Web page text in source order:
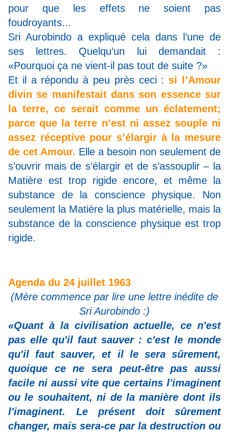
pour que les effets ne soient pas
foudroyants...
Sri Aurobindo a expliqué cela dans l’une de
ses lettres. Quelqu’un lui demandait :
«Pourquoi ça ne vient-il pas tout de suite ?»
Et il a répondu à peu près ceci :si l’Amour
divin se manifestait dans son essence sur
la terre, ce serait comme un éclatement;
parce que la terre n’est ni assez souple ni
assez réceptive pour s’élargir à la mesure
de cet Amour. Elle a besoin non seulement de
s’ouvrir mais de s’élargir et de s’assouplir – la
Matière est trop rigide encore, et même la
substance de la conscience physique. Non
seulement la Matière la plus matérielle, mais la
substance de la conscience physique est trop
rigide.
Agenda du 24 juillet 1963
(Mère commence par lire une lettre inédite de
Sri Aurobindo :)
«Quant à la civilisation actuelle, ce n'est
pas elle qu'il faut sauver : c'est le monde
qu'il faut sauver, et il le sera sûrement,
quoique ce ne sera peut-être pas aussi
facile ni aussi vite que certains l'imaginent
ou le souhaitent, ni de la manière dont ils
l'imaginent. Le présent doit sûrement
changer, mais sera-ce par la destruction ou